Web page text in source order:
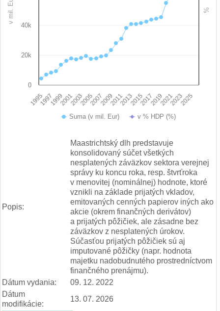
v mil. Eur %
Suma (v mil. Eur) v % HDP (%)
1995199719992001200320052007200920112013201520172019202120232025
0
20k
40k
Popis:
Maastrichtský dlh predstavuje
konsolidovaný súčet všetkých
nesplatených záväzkov sektora verejnej
správy ku koncu roka, resp. štvrťroka
v menovitej (nominálnej) hodnote, ktoré
vznikli na základe prijatých vkladov,
emitovaných cenných papierov iných ako
akcie (okrem finančných derivátov)
a prijatých pôžičiek, ale zásadne bez
záväzkov z nesplatených úrokov.
Súčasťou prijatých pôžičiek sú aj
imputované pôžičky (napr. hodnota
majetku nadobudnutého prostredníctvom
finančného prenájmu).
Dátum vydania:
09. 12. 2022
Dátum
modifikácie:
13. 07. 2026